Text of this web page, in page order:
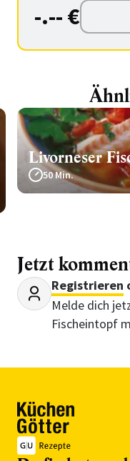
-.-- €
Livorneser
50 Min.
Jetzt
Registrieren
Melde dich
Fischeintopf